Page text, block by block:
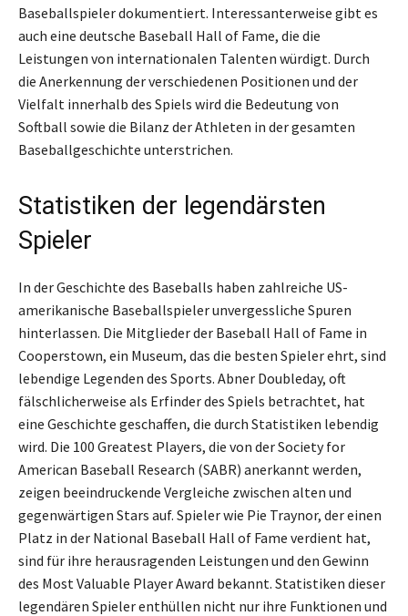
Baseballspieler dokumentiert. Interessanterweise gibt es
auch eine deutsche Baseball Hall of Fame, die die
Leistungen von internationalen Talenten würdigt. Durch
die Anerkennung der verschiedenen Positionen und der
Vielfalt innerhalb des Spiels wird die Bedeutung von
Softball sowie die Bilanz der Athleten in der gesamten
Baseballgeschichte unterstrichen.
Statistiken der legendärsten
Spieler
In der Geschichte des Baseballs haben zahlreiche US-
amerikanische Baseballspieler unvergessliche Spuren
hinterlassen. Die Mitglieder der Baseball Hall of Fame in
Cooperstown, ein Museum, das die besten Spieler ehrt, sind
lebendige Legenden des Sports. Abner Doubleday, oft
fälschlicherweise als Erfinder des Spiels betrachtet, hat
eine Geschichte geschaffen, die durch Statistiken lebendig
wird. Die 100 Greatest Players, die von der Society for
American Baseball Research (SABR) anerkannt werden,
zeigen beeindruckende Vergleiche zwischen alten und
gegenwärtigen Stars auf. Spieler wie Pie Traynor, der einen
Platz in der National Baseball Hall of Fame verdient hat,
sind für ihre herausragenden Leistungen und den Gewinn
des Most Valuable Player Award bekannt. Statistiken dieser
legendären Spieler enthüllen nicht nur ihre Funktionen und